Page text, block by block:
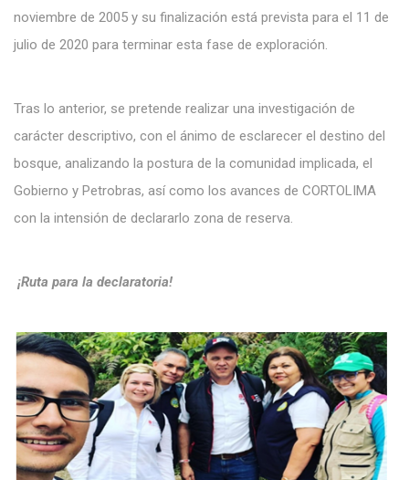
noviembre de 2005 y su finalización está prevista para el 11 de
julio de 2020 para terminar esta fase de exploración.
Tras lo anterior, se pretende realizar una investigación de
carácter descriptivo, con el ánimo de esclarecer el destino del
bosque, analizando la postura de la comunidad implicada, el
Gobierno y Petrobras, así como los avances de CORTOLIMA
con la intensión de declararlo zona de reserva.
¡Ruta para la declaratoria!